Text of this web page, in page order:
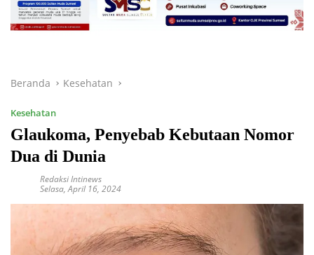
Beranda Kesehatan
Kesehatan
Glaukoma, Penyebab Kebutaan Nomor
Dua di Dunia
Redaksi Intinews
Selasa, April 16, 2024